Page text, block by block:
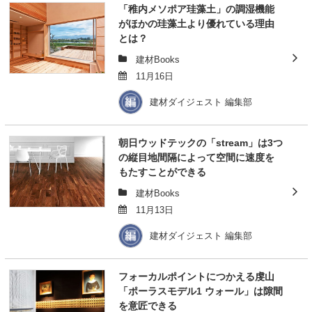
「稚内メソポア珪藻土」の調湿機能
がほかの珪藻土より優れている理由
とは？
建材Books
11月16日
建材ダイジェスト 編集部
朝日ウッドテックの「stream」は3つ
の縦目地間隔によって空間に速度を
もたすことができる
建材Books
11月13日
建材ダイジェスト 編集部
フォーカルポイントにつかえる虔山
「ポーラスモデル1 ウォール」は隙間
を意匠できる